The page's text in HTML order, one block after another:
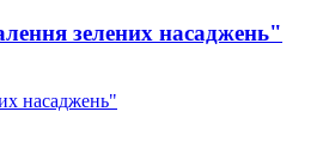
зелених насаджень"
насаджень"